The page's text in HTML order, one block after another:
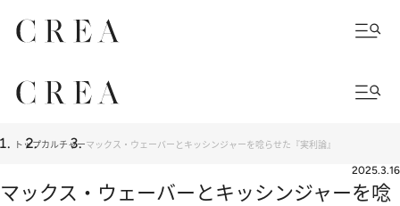
トップカルチャーマックス・ウェーバーとキッシンジャーを唸らせた『実利論』
2025.3.16
マックス・ウェーバーとキッシンジャーを唸